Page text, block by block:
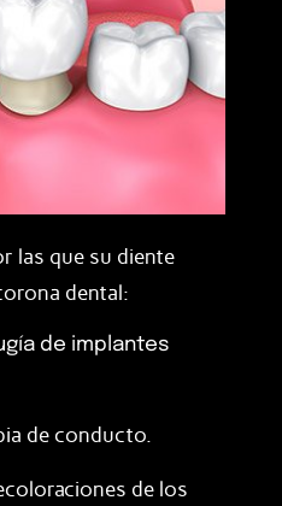
las que su diente
dental:
de implantes
de conducto.
de los